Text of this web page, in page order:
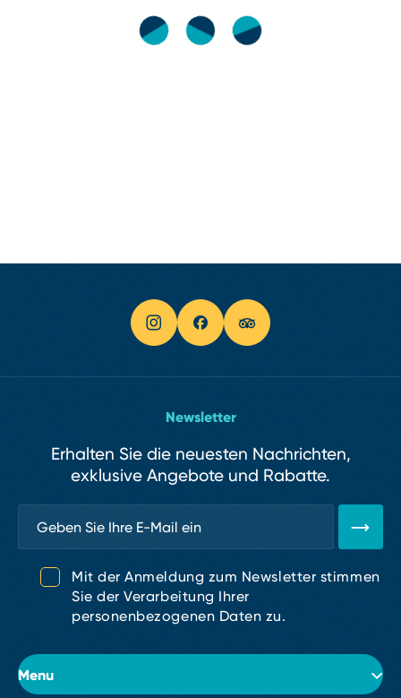
Menu
Newsletter
Erhalten Sie die neuesten Nachrichten,
exklusive Angebote und Rabatte.
Mit der Anmeldung zum Newsletter stimmen
Sie der Verarbeitung Ihrer
personenbezogenen Daten zu.